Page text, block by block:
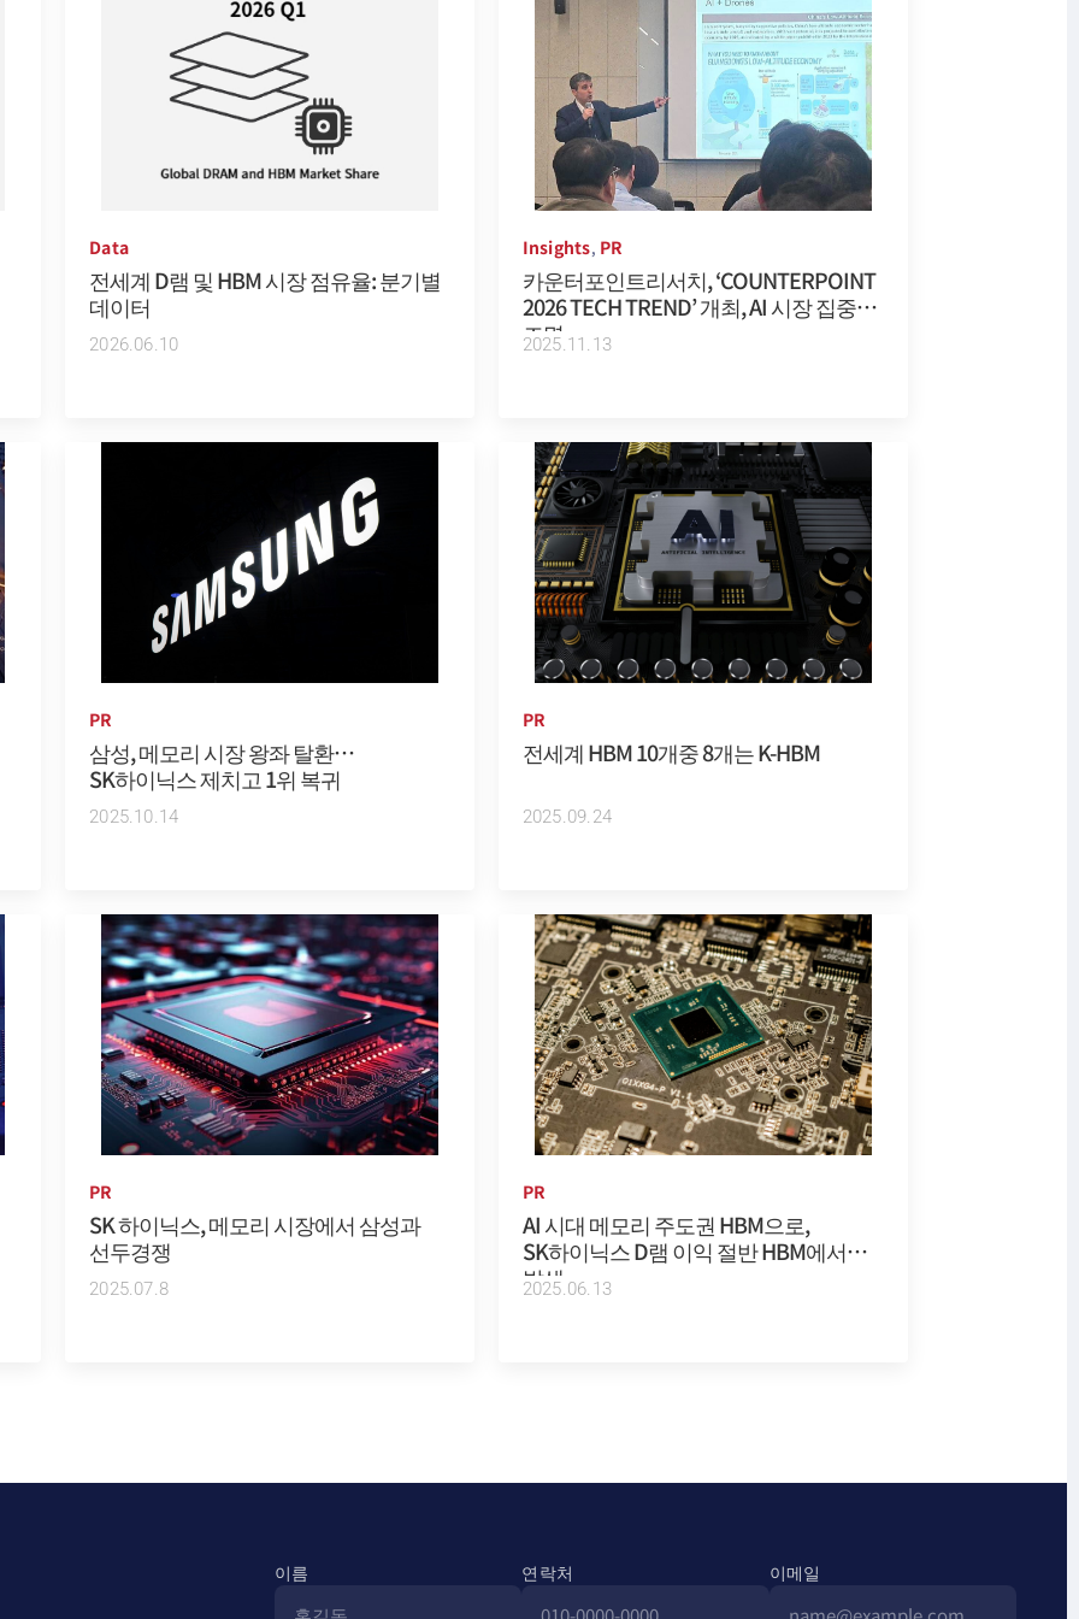
Data
전세계 D램 및 HBM 시장 점유율: 분기별
데이터
2026.06.10
Insights, PR
카운터포인트리서치, ‘COUNTERPOINT
2026 TECH TREND’ 개최, AI 시장 집중
조명
2025.11.13
PR
삼성, 메모리 시장 왕좌 탈환…
SK하이닉스 제치고 1위 복귀
2025.10.14
PR
전세계 HBM 10개중 8개는 K-HBM
2025.09.24
PR
SK 하이닉스, 메모리 시장에서 삼성과
선두경쟁
2025.07.8
PR
AI 시대 메모리 주도권 HBM으로,
SK하이닉스 D램 이익 절반 HBM에서
발생
2025.06.13
이름 연락처 이메일